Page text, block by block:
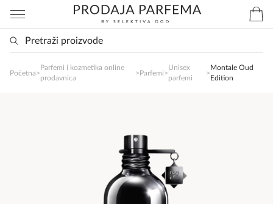
Početna>
Parfemi i kozmetika online
prodavnica
>Parfemi>
Unisex
parfemi
>
Montale Oud
Edition
SlađanAi Asistent
poručite svoj omiljeni parfem danas ali i za